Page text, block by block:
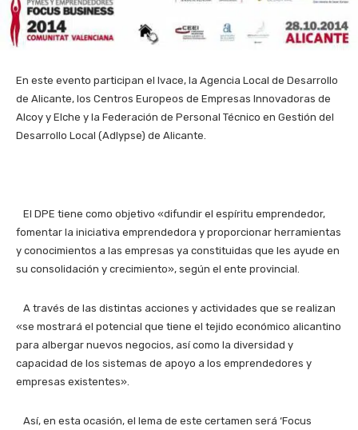
En este evento participan el Ivace, la Agencia Local de Desarrollo
de Alicante, los Centros Europeos de Empresas Innovadoras de
Alcoy y Elche y la Federación de Personal Técnico en Gestión del
Desarrollo Local (Adlypse) de Alicante.
El DPE tiene como objetivo «difundir el espíritu emprendedor,
fomentar la iniciativa emprendedora y proporcionar herramientas
y conocimientos a las empresas ya constituidas que les ayude en
su consolidación y crecimiento», según el ente provincial.
A través de las distintas acciones y actividades que se realizan
«se mostrará el potencial que tiene el tejido económico alicantino
para albergar nuevos negocios, así como la diversidad y
capacidad de los sistemas de apoyo a los emprendedores y
empresas existentes».
Así, en esta ocasión, el lema de este certamen será ‘Focus